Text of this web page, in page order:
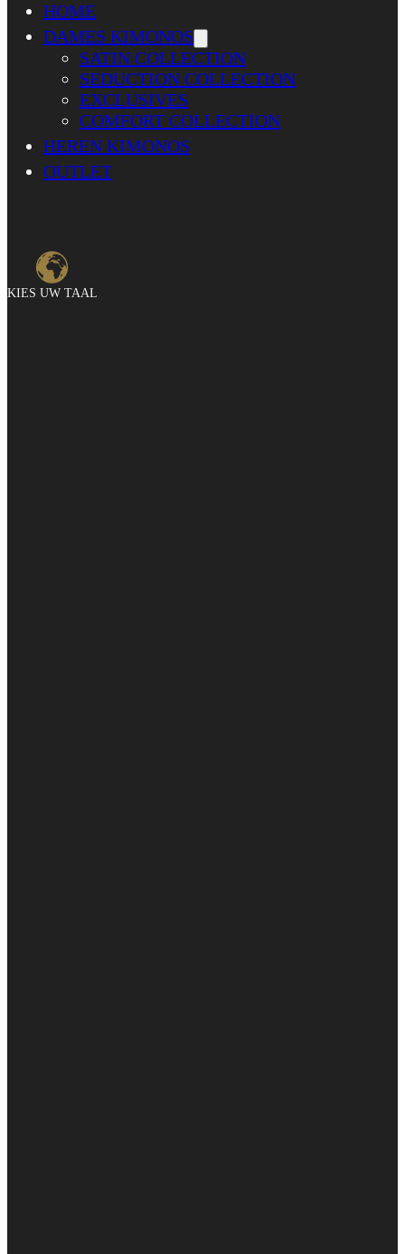
HOME
DAMES KIMONOS
SATIN COLLECTION
SEDUCTION COLLECTION
EXCLUSIVES
COMFORT COLLECTION
HEREN KIMONOS
OUTLET
KIES UW TAAL